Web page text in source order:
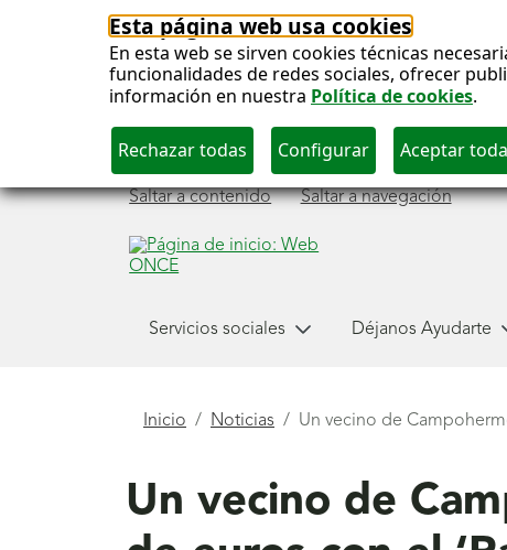
Esta página web usa cookies
En esta web se sirven cookies técnicas
funcionalidades de redes sociales, ofrecer
información en nuestra Política de cookies.
Saltar a contenido Saltar a navegación
Servicios sociales Déjanos Ayudarte
Está
Inicio Noticias Un vecino de
Un vecino de